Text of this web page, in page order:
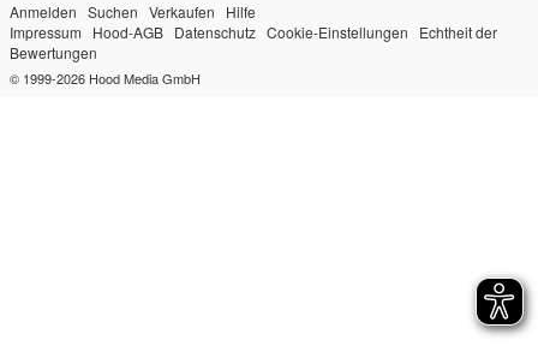
Anmelden Suchen Verkaufen
Hilfe
Impressum
Hood-AGB Datenschutz Cookie-Einstellungen
Echtheit der
Bewertungen
© 1999-2026 Hood Media GmbH